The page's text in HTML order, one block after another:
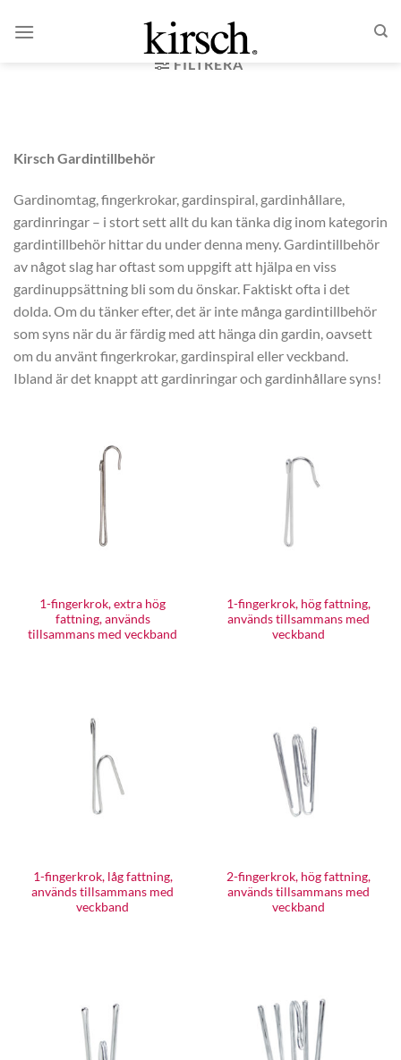
PRODUKTER / GARDINTILLBEHÖR
FILTRERA
Kirsch Gardintillbehör
Gardinomtag, fingerkrokar, gardinspiral, gardinhållare,
gardinringar – i stort sett allt du kan tänka dig inom kategorin
gardintillbehör hittar du under denna meny. Gardintillbehör
av något slag har oftast som uppgift att hjälpa en viss
gardinuppsättning bli som du önskar. Faktiskt ofta i det
dolda. Om du tänker efter, det är inte många gardintillbehör
som syns när du är färdig med att hänga din gardin, oavsett
om du använt fingerkrokar, gardinspiral eller veckband.
Ibland är det knappt att gardinringar och gardinhållare syns!
1-fingerkrok, extra hög
fattning, används
tillsammans med veckband
1-fingerkrok, hög fattning,
används tillsammans med
veckband
1-fingerkrok, låg fattning,
används tillsammans med
veckband
2-fingerkrok, hög fattning,
används tillsammans med
veckband